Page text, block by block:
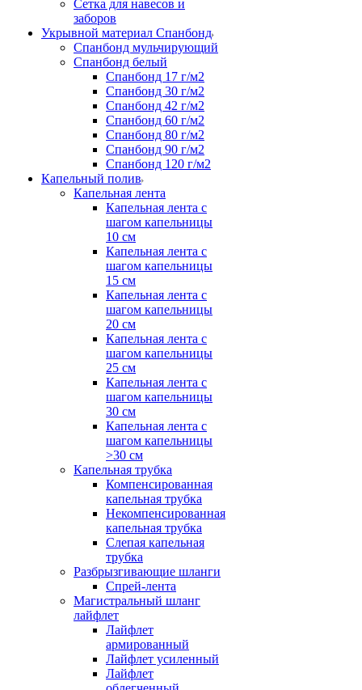
Сетка для навесов и
заборов
Укрывной материал Спанбонд
Спанбонд мульчирующий
Спанбонд белый
Спанбонд 17 г/м2
Спанбонд 30 г/м2
Спанбонд 42 г/м2
Спанбонд 60 г/м2
Спанбонд 80 г/м2
Спанбонд 90 г/м2
Спанбонд 120 г/м2
Капельный полив
Капельная лента
Капельная лента с
шагом капельницы
10 см
Капельная лента с
шагом капельницы
15 см
Капельная лента с
шагом капельницы
20 см
Капельная лента с
шагом капельницы
25 см
Капельная лента с
шагом капельницы
30 см
Капельная лента с
шагом капельницы
>30 см
Капельная трубка
Компенсированная
капельная трубка
Некомпенсированная
капельная трубка
Слепая капельная
трубка
Разбрызгивающие шланги
Спрей-лента
Магистральный шланг
лайфлет
Лайфлет
армированный
Лайфлет усиленный
Лайфлет